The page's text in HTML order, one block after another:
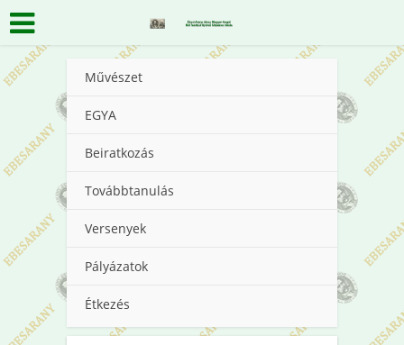
Művészet
EGYA
Beiratkozás
Továbbtanulás
Versenyek
Pályázatok
Étkezés